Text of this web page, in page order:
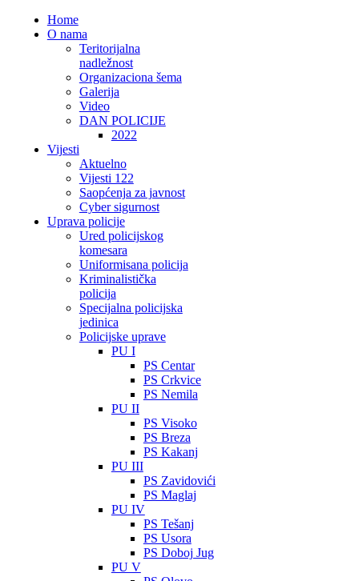
Home
O nama
Teritorijalna
nadležnost
Organizaciona šema
Galerija
Video
DAN POLICIJE
2022
Vijesti
Aktuelno
Vijesti 122
Saopćenja za javnost
Cyber sigurnost
Uprava policije
Ured policijskog
komesara
Uniformisana policija
Kriminalistička
policija
Specijalna policijska
jedinica
Policijske uprave
PU I
PS Centar
PS Crkvice
PS Nemila
PU II
PS Visoko
PS Breza
PS Kakanj
PU III
PS Zavidovići
PS Maglaj
PU IV
PS Tešanj
PS Usora
PS Doboj Jug
PU V